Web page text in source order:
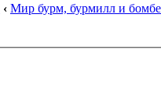
‹ Мир бурм, бурмилл и